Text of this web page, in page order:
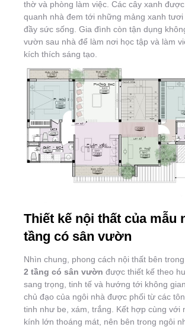
thờ và phòng làm việc. Các cây xanh
quanh nhà đem tới những mảng xanh tươi
đầy sức sống. Gia đình còn tận dụng
vườn sau nhà để làm nơi học tập và làm
kích thích sáng tạo.
Thiết kế nội thất của mẫu
tầng có sân vườn
Nhìn chung, phong cách nội thất bên trong
2 tầng có sân vườn được thiết kế theo
sang trọng, tinh tế và hướng tới không
chủ đạo của ngôi nhà được phối từ các
tinh như be, xám, trắng. Kết hợp cùng với
kính lớn thoáng mát, nên bên trong ngôi